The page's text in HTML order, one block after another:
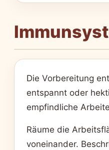
Die Vorbereitung
entspannt oder
empfindliche
Räume die
voneinander.